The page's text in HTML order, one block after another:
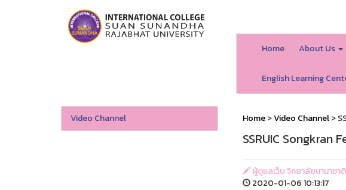
Home About Us
English Learning
Video Channel Home>Video Channel>
SSRUIC Songkran
ผู้ดูแลเว็บ วิทยาลัยนานาชาติ
2020-01-06 10:13:17